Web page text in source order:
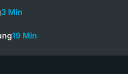
3 Min
19 Min